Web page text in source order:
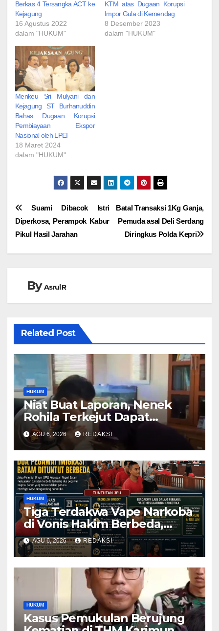
Berkas 4 Tersangka ACT ke
Kejagung
16 Agustus 2022
dalam "HUKUM"
KTM atas Dugaan Korupsi
Impor Gula di Kemendag
8 Desember 2023
dalam "HUKUM"
Menkeu Sri Mulyani dan
Kejagung ST Burhanuddin
Bahas Dugaan Korupsi
Pembiayaan Ekspor
Nasional oleh LPEI
18 Maret 2024
dalam "HUKUM"
Navigasi
pos
Batal Transaksi 1Kg Ganja,
Pemuda asal Deli Serdang
Diringkus Polda Kepri
Suami Dibacok Istri
Diperkosa, Perampok Kabur
Pikul Hasil Jarahan
ByAsrul R
Related Post
HUKUM
Niat Buat Laporan, Nenek
Rohila Terkejut Dapat
Bantuan dari Kabid Propam
Kombes Pol Eddwi
AGU 6, 2026 REDAKSI
HUKUM
Tiga Terdakwa Vape Narkoba
di Vonis Hakim Berbeda,
Oknum Pegawai Imigrasi
Batam Paling Ringan
AGU 6, 2026 REDAKSI
HUKUM
Kasus Pemukulan Berujung